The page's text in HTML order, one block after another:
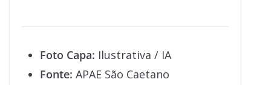
Foto Capa: Ilustrativa / IA
Fonte: APAE São Caetano